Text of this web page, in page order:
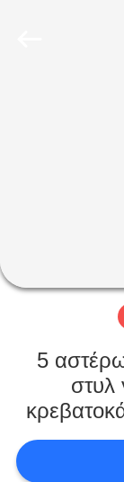
ΕΜΦΆΝΙΣΗ
VR
ΣΧΕΤΙΚΆ
ΕΜΆΣ
ΕΠΙΣΚΕΨΉ
5
στυλ